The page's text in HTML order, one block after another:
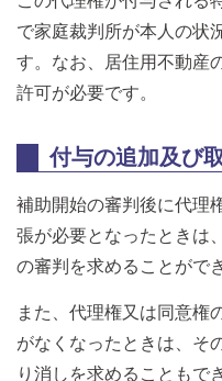
で家庭裁判所が本人の状
す。なお、居住用不動産
許可が必要です。
付与の追加及び
補助開始の審判後に代理
張が必要となったときは
の審判を求めることがで
また、代理権又は同意権
がなくなったときは、そ
り消しを求めることもで